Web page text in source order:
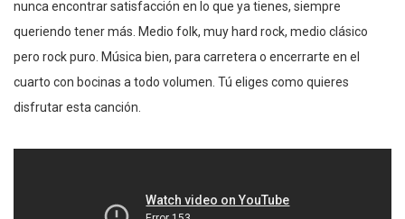
nunca encontrar satisfacción en lo que ya tienes, siempre
queriendo tener más. Medio folk, muy hard rock, medio clásico
pero rock puro. Música bien, para carretera o encerrarte en el
cuarto con bocinas a todo volumen. Tú eliges como quieres
disfrutar esta canción.